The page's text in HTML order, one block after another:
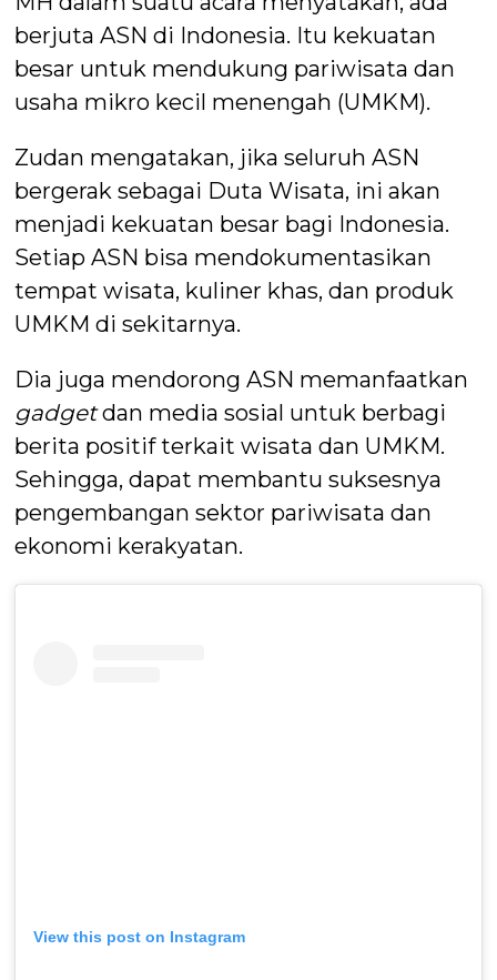
berjuta ASN di Indonesia. Itu kekuatan
besar untuk mendukung pariwisata dan
usaha mikro kecil menengah (UMKM).
Zudan mengatakan, jika seluruh ASN
bergerak sebagai Duta Wisata, ini akan
menjadi kekuatan besar bagi Indonesia.
Setiap ASN bisa mendokumentasikan
tempat wisata, kuliner khas, dan produk
UMKM di sekitarnya.
Dia juga mendorong ASN memanfaatkan
gadgetdan media sosial untuk berbagi
berita positif terkait wisata dan UMKM.
Sehingga, dapat membantu suksesnya
pengembangan sektor pariwisata dan
ekonomi kerakyatan.
View this post on Instagram